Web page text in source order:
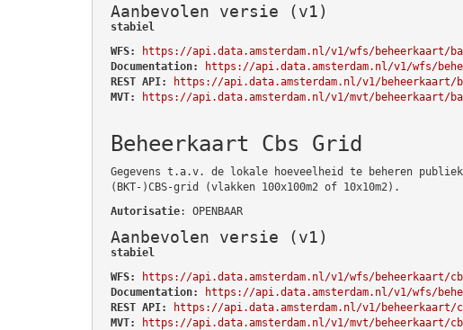
Aanbevolen versie (v1)
stabiel
WFS:
https://api.data.amsterdam.nl/v1/wfs/beheerkaart/
Documentation:
https://api.data.amsterdam.nl/v1/wfs/
REST API:
https://api.data.amsterdam.nl/v1/beheerkaart/
MVT:
https://api.data.amsterdam.nl/v1/mvt/beheerkaart/
Beheerkaart Cbs Grid
Gegevens t.a.v. de lokale hoeveelheid te beheren
(BKT-)CBS-grid (vlakken 100x100m2 of 10x10m2).
Autorisatie: OPENBAAR
Aanbevolen versie (v1)
stabiel
WFS:
https://api.data.amsterdam.nl/v1/wfs/beheerkaart/
Documentation:
https://api.data.amsterdam.nl/v1/wfs/
REST API:
https://api.data.amsterdam.nl/v1/beheerkaart/
MVT:
https://api.data.amsterdam.nl/v1/mvt/beheerkaart/